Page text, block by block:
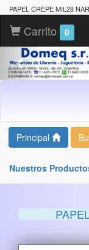
PAPEL CREPE MIL28
Carrito 0
Principal
Nuestros